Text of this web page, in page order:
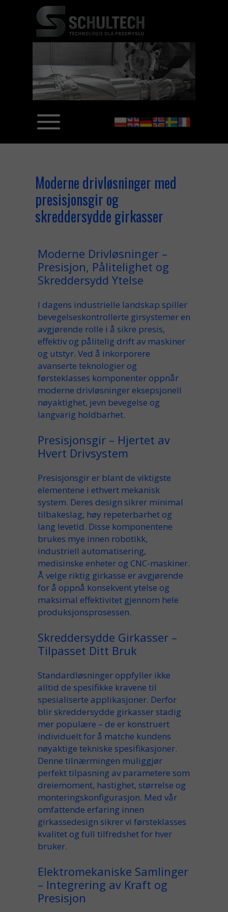
Moderne drivløsninger med
presisjonsgir og
skreddersydde girkasser
Moderne Drivløsninger –
Presisjon, Pålitelighet og
Skreddersydd Ytelse
I dagens industrielle landskap spiller
bevegelseskontrollerte girsystemer en
avgjørende rolle i å sikre presis,
effektiv og pålitelig drift av maskiner
og utstyr. Ved å inkorporere
avanserte teknologier og
førsteklasses komponenter oppnår
moderne drivløsninger eksepsjonell
nøyaktighet, jevn bevegelse og
langvarig holdbarhet.
Presisjonsgir – Hjertet av
Hvert Drivsystem
Presisjonsgir er blant de viktigste
elementene i ethvert mekanisk
system. Deres design sikrer minimal
tilbakeslag, høy repeterbarhet og
lang levetid. Disse komponentene
brukes mye innen robotikk,
industriell automatisering,
medisinske enheter og CNC-maskiner.
Å velge riktig girkasse er avgjørende
for å oppnå konsekvent ytelse og
maksimal effektivitet gjennom hele
produksjonsprosessen.
Skreddersydde Girkasser –
Tilpasset Ditt Bruk
Standardløsninger oppfyller ikke
alltid de spesifikke kravene til
spesialiserte applikasjoner. Derfor
blir skreddersydde girkasser stadig
mer populære – de er konstruert
individuelt for å matche kundens
nøyaktige tekniske spesifikasjoner.
Denne tilnærmingen muliggjør
perfekt tilpasning av parametere som
dreiemoment, hastighet, størrelse og
monteringskonfigurasjon. Med vår
omfattende erfaring innen
girkassedesign sikrer vi førsteklasses
kvalitet og full tilfredshet for hver
bruker.
Elektromekaniske Samlinger
– Integrering av Kraft og
Presisjon